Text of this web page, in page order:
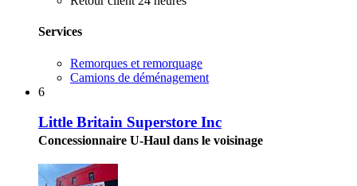
Services
Remorques et remorquage
Camions de déménagement
6
Little Britain Superstore Inc
Concessionnaire U-Haul dans le voisinage